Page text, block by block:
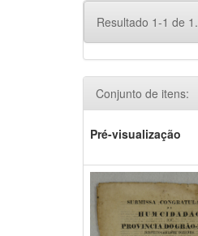
Resultado 1-1 de 1.
Conjunto de itens:
Pré-visualização